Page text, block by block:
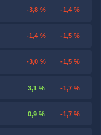
-3,8 % -1,4 %
-1,4 % -1,5 %
-3,0 % -1,5 %
3,1 % -1,7 %
0,9 % -1,7 %